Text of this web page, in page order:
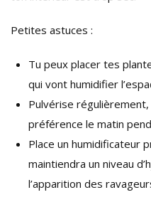
Petites astuces :
Tu peux placer tes
qui vont humidifier
Pulvérise
préférence le matin
Place un humidificateur
maintiendra un niveau
l’apparition des